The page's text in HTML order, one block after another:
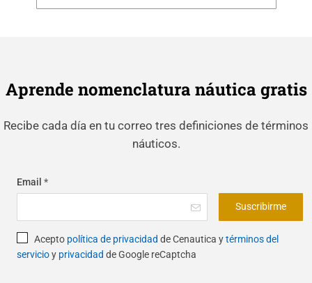
Aprende nomenclatura náutica gratis
Recibe cada día en tu correo tres definiciones de términos
náuticos.
Email *
Suscribirme
Acepto política de privacidad de Cenautica ytérminos del
servicioy privacidad de Google reCaptcha